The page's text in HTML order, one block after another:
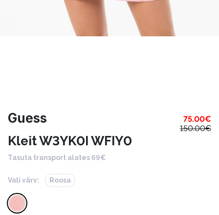
Guess 75.00€
150.00€
Kleit W3YK0I WFIY0
Tasuta transport alates 69€
Vali värv: Roosa